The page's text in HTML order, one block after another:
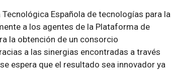
Española de tecnologías para la
a los agentes de la Plataforma de
la obtención de un consorcio
a las sinergias encontradas a través
espera que el resultado sea innovador ya